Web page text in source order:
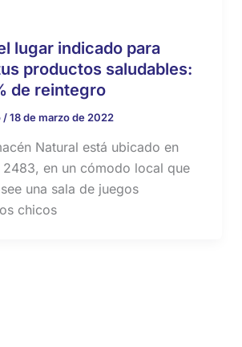
lugar indicado para
productos saludables:
de reintegro
/18 de marzo de 2022
Natural está ubicado en
2483, en un cómodo local que
una sala de juegos
chicos